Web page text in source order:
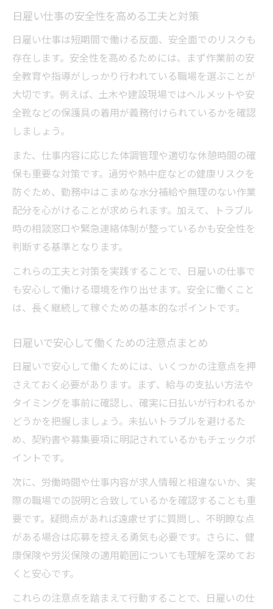
やめたほうがいい日雇いの特徴とは
日雇いで避けるべき求人の見抜き方
危ない単発バイトの共通点と注意点
やめたほうがいい日雇いの特徴を解説
口コミで危険とされる日雇いの実態
日雇いトラブルを防ぐための警戒ポイント
今日働けるチャンスを活かす日雇い
今日働ける日雇いバイトの探し方と秘訣
面接なしで始める日雇い仕事の選び方
急募の日雇い案件で効率よく稼ぐコツ
日払い可の単発バイトで即金を得るポイン
ト
明日働ける日雇い求人のメリットと注意点
日雇い仕事の安全性を高める工夫と対策
日雇い仕事は短期間で働ける反面、安全面でのリスクも
存在します。安全性を高めるためには、まず作業前の安
全教育や指導がしっかり行われている職場を選ぶことが
大切です。例えば、土木や建設現場ではヘルメットや安
全靴などの保護具の着用が義務付けられているかを確認
しましょう。
また、仕事内容に応じた体調管理や適切な休憩時間の確
保も重要な対策です。過労や熱中症などの健康リスクを
防ぐため、勤務中はこまめな水分補給や無理のない作業
配分を心がけることが求められます。加えて、トラブル
時の相談窓口や緊急連絡体制が整っているかも安全性を
判断する基準となります。
これらの工夫と対策を実践することで、日雇いの仕事で
も安心して働ける環境を作り出せます。安全に働くこと
は、長く継続して稼ぐための基本的なポイントです。
日雇いで安心して働くための注意点まとめ
日雇いで安心して働くためには、いくつかの注意点を押
さえておく必要があります。まず、給与の支払い方法や
タイミングを事前に確認し、確実に日払いが行われるか
どうかを把握しましょう。未払いトラブルを避けるた
め、契約書や募集要項に明記されているかもチェックポ
イントです。
次に、労働時間や仕事内容が求人情報と相違ないか、実
際の職場での説明と合致しているかを確認することも重
要です。疑問点があれば遠慮せずに質問し、不明瞭な点
がある場合は応募を控える勇気も必要です。さらに、健
康保険や労災保険の適用範囲についても理解を深めてお
くと安心です。
これらの注意点を踏まえて行動することで、日雇いの仕